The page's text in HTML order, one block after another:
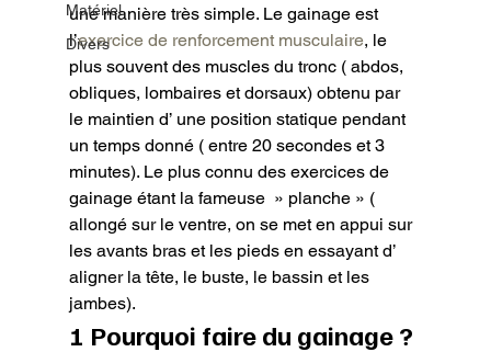
Matériel
Divers
une manière très simple. Le gainage est
l’exercice de renforcement musculaire, le
plus souvent des muscles du tronc ( abdos,
obliques, lombaires et dorsaux) obtenu par
le maintien d’ une position statique pendant
un temps donné ( entre 20 secondes et 3
minutes). Le plus connu des exercices de
gainage étant la fameuse  » planche » (
allongé sur le ventre, on se met en appui sur
les avants bras et les pieds en essayant d’
aligner la tête, le buste, le bassin et les
jambes).
1 Pourquoi faire du gainage ?